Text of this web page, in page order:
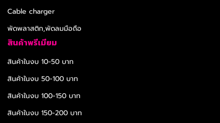
Cable charger
พัดพลาสติก,พัดลมมือถือ
สินค้าพรีเมียม
สินค้าในงบ 10-50 บาท
สินค้าในงบ 50-100 บาท
สินค้าในงบ 100-150 บาท
สินค้าในงบ 150-200 บาท